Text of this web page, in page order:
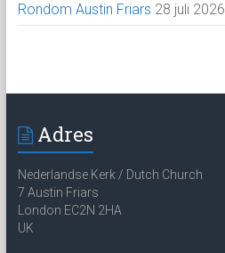
Rondom Austin Friars 28 juli 2026
Adres
Nederlandse Kerk / Dutch Church
7 Austin Friars
London EC2N 2HA
UK